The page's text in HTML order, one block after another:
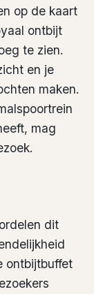
op de kaart
ontbijt
te zien.
en je
maken.
mag
dit
ontbijtbuffet